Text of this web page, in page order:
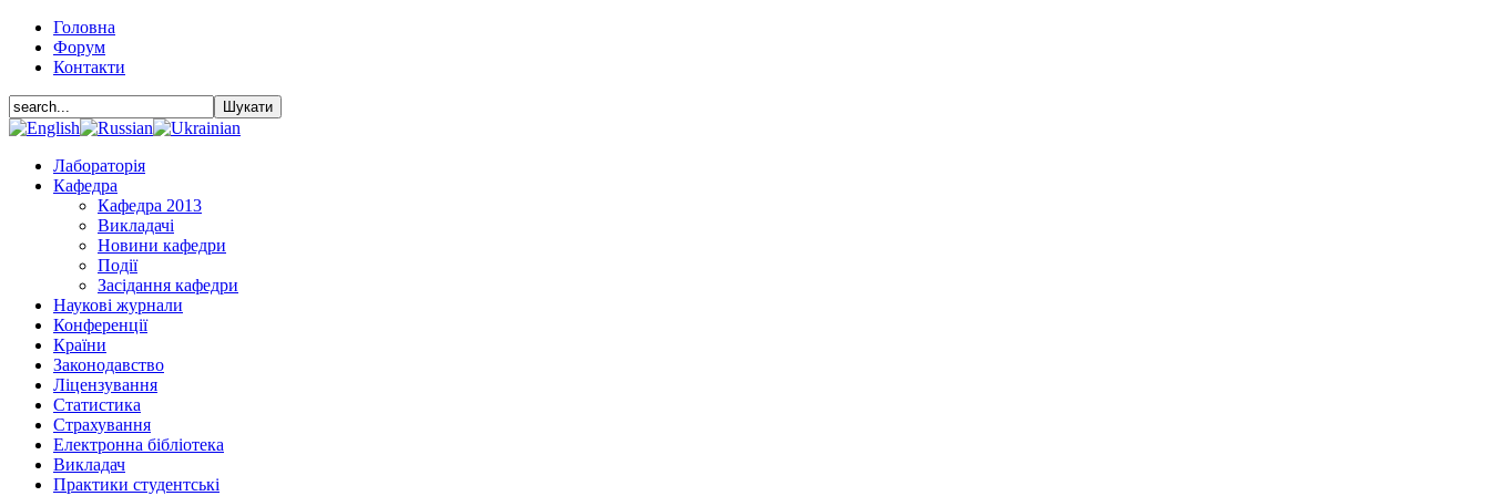
Головна
Форум
Контакти
Лабораторія
Кафедра
Кафедра 2013
Викладачі
Новини кафедри
Події
Засідання кафедри
Наукові журнали
Конференції
Країни
Законодавство
Ліцензування
Статистика
Страхування
Електронна бібліотека
Викладач
Практики студентські